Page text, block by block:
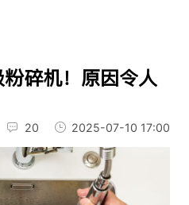
碎机！原因令人
20 2025-07-10 17:00